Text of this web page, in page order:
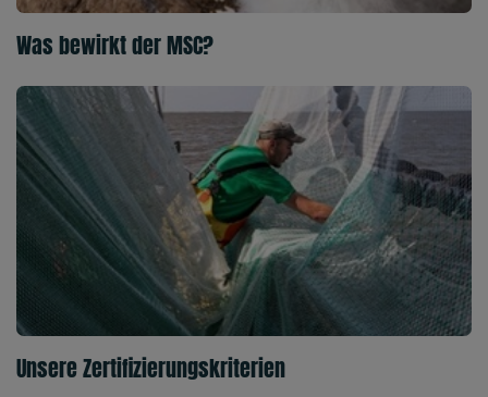
Was bewirkt der MSC?
Unsere Zertifizierungskriterien